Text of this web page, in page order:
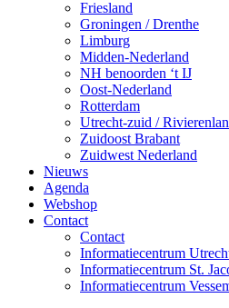
Friesland
Groningen / Drenthe
Limburg
Midden-Nederland
NH benoorden ‘t IJ
Oost-Nederland
Rotterdam
Utrecht-zuid /
Zuidoost Brabant
Zuidwest Nederland
Nieuws
Agenda
Webshop
Contact
Contact
Informatiecentrum
Informatiecentrum St.
Informatiecentrum